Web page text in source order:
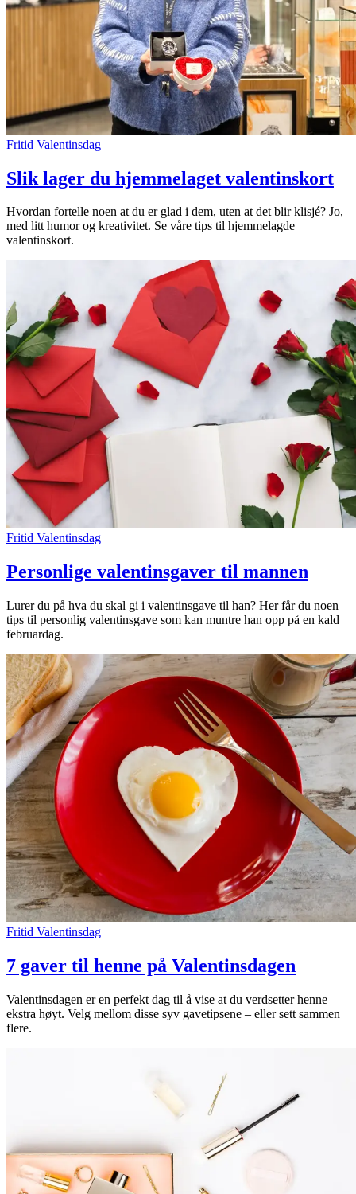
Ledige stillinger
Finn frem
Personal Shopper
Fritid Valentinsdag
Slik lager du hjemmelaget valentinskort
Hvordan fortelle noen at du er glad i dem, uten at det blir klisjé? Jo,
med litt humor og kreativitet. Se våre tips til hjemmelagde
valentinskort.
Fritid Valentinsdag
Personlige valentinsgaver til mannen
Lurer du på hva du skal gi i valentinsgave til han? Her får du noen
tips til personlig valentinsgave som kan muntre han opp på en kald
februardag.
Fritid Valentinsdag
7 gaver til henne på Valentinsdagen
Valentinsdagen er en perfekt dag til å vise at du verdsetter henne
ekstra høyt. Velg mellom disse syv gavetipsene – eller sett sammen
flere.